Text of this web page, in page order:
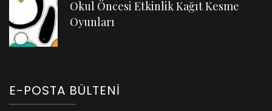
Okul Öncesi Etkinlik Kağıt Kesme
Oyunları
E-POSTA BÜLTENI